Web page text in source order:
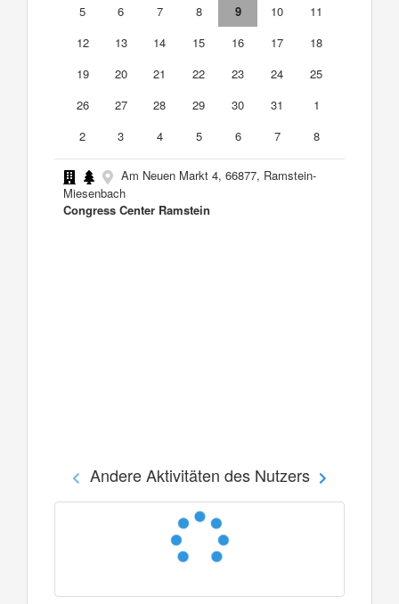
5
6 7 8 9 10
11
12
13 14 15 16 17
18
19
20 21 22 23 24
25
26
27 28 29 30 31
1
2
3 4 5 6 7 8
Am Neuen Markt 4, 66877, Ramstein-
Miesenbach
Congress Center Ramstein
Andere Aktivitäten des Nutzers